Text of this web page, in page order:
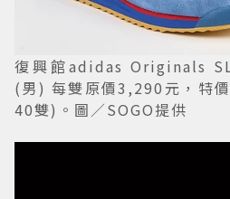
復興館adidas Originals
(男) 每雙原價3,290元，特
40雙)。圖／SOGO提供